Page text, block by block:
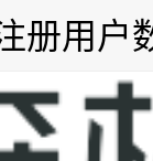
册用户